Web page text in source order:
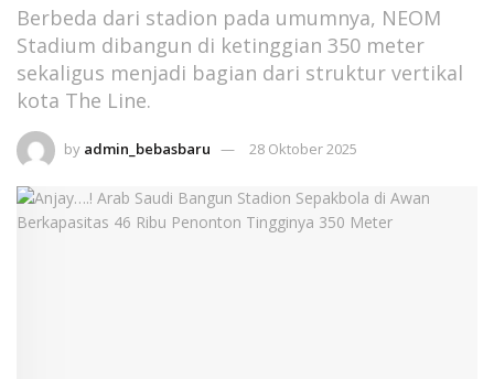
Berbeda dari stadion pada umumnya, NEOM
Stadium dibangun di ketinggian 350 meter
sekaligus menjadi bagian dari struktur vertikal
kota The Line.
by admin_bebasbaru 28 Oktober 2025